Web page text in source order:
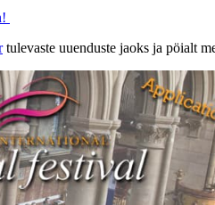
tulevaste uuenduste jaoks ja pöialt